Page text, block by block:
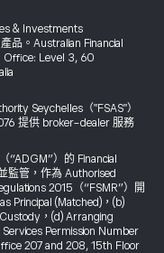
& Investments
品。Australian Financial
Office: Level 3, 60
Seychelles（"FSAS"）
提供 broker-dealer 服務
“ADGM”）的 Financial
監管，作為 Authorised
2015（“FSMR”）開
Principal (Matched)，(b)
，(d) Arranging
Permission Number
207 and 208, 15th Floor